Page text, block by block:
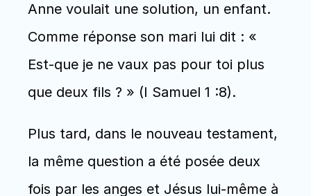
Anne voulait une solution, un enfant.
Comme réponse son mari lui dit : «
Est-que je ne vaux pas pour toi plus
que deux fils ? » (I Samuel 1 :8).
Plus tard, dans le nouveau testament,
la même question a été posée deux
fois par les anges et Jésus lui-même à